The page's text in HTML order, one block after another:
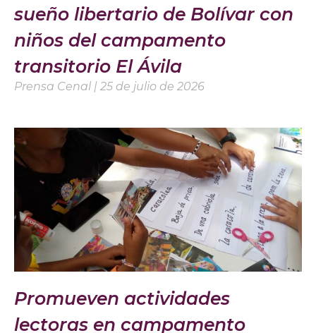
sueño libertario de Bolívar con
niños del campamento
transitorio El Ávila
Prensa Cenal 25 de julio de 2026
Promueven actividades
lectoras en campamento